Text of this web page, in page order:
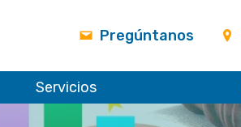
Pregúntanos
Servicios